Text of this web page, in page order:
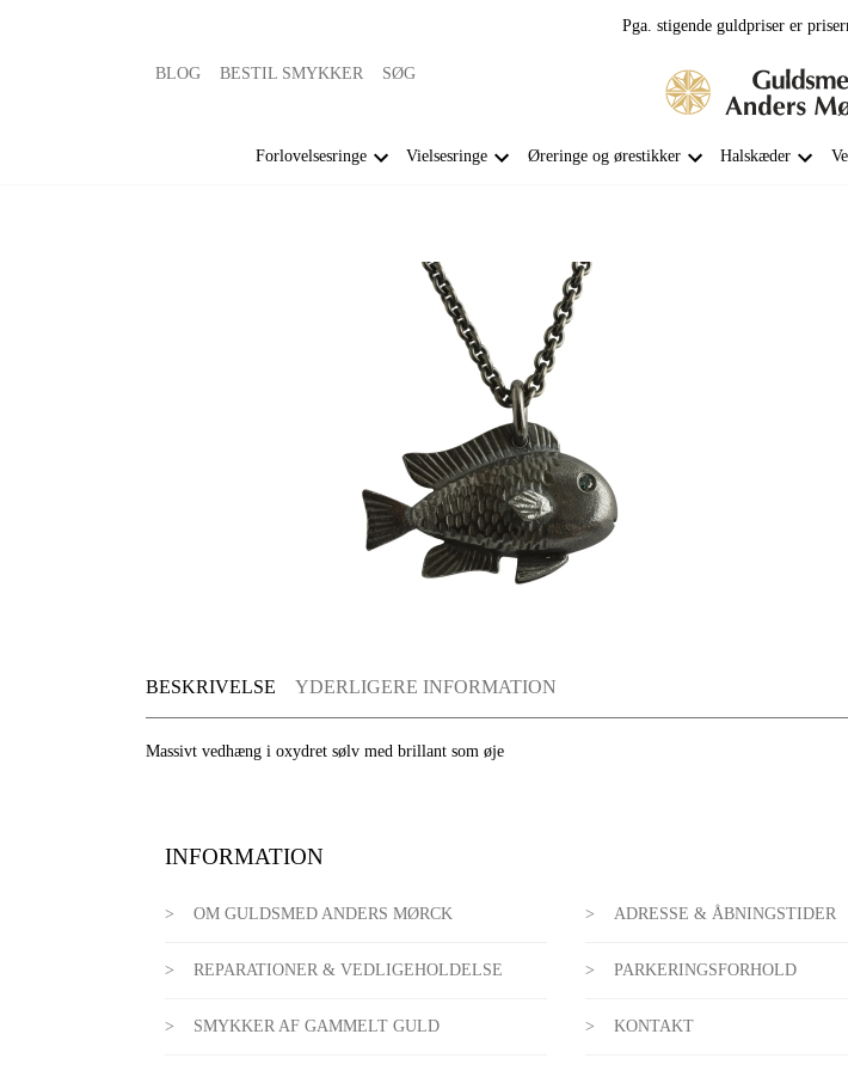
Pga. stigende guldpriser er
BLOG BESTIL SMYKKER SØG
Forlovelsesringe Vielsesringe Øreringe og ørestikker Halskæder
BESKRIVELSE YDERLIGERE INFORMATION
Massivt vedhæng i oxydret sølv med brillant som øje
INFORMATION
OM GULDSMED ANDERS MØRCK
REPARATIONER & VEDLIGEHOLDELSE
SMYKKER AF GAMMELT GULD
ADRESSE & ÅBNINGSTIDER
PARKERINGSFORHOLD
KONTAKT